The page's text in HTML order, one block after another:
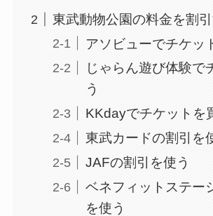
東武動物公園の料金を割
アソビューでチケッ
じゃらん遊び体験で
う
KKdayでチケットを
東武カードの割引を
JAFの割引を使う
ベネフィットステー
を使う